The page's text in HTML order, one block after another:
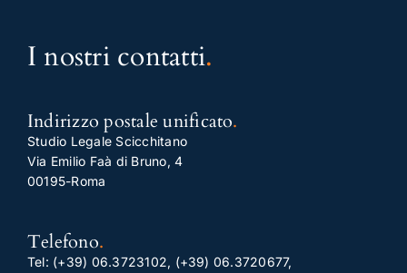
I nostri contatti.
Indirizzo postale unificato.
Studio Legale Scicchitano
Via Emilio Faà di Bruno, 4
00195-Roma
Telefono.
Tel: (+39) 06.3723102, (+39) 06.3720677,